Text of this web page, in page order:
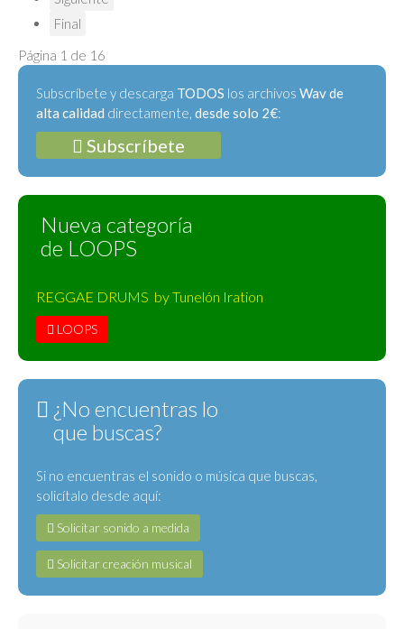
Final
Página 1 de 16
Subscríbete y descarga TODOS los archivos Wav de
alta calidad directamente, desde solo 2€:
Subscríbete
Nueva categoría
de LOOPS
REGGAE DRUMS by Tunelón Iration
LOOPS
¿No encuentras lo
que buscas?
Si no encuentras el sonido o música que buscas,
solicítalo desde aquí:
Solicitar sonido a medida
Solicitar creación musical